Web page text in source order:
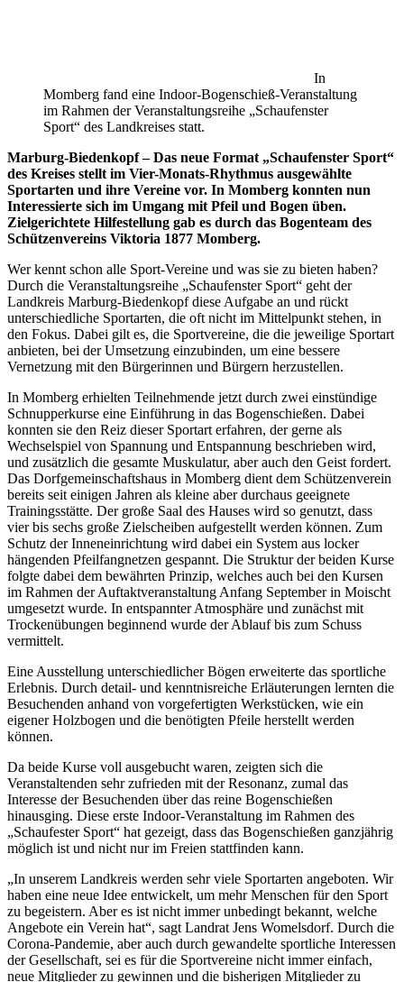
In
Momberg fand eine Indoor-Bogenschieß-Veranstaltung
im Rahmen der Veranstaltungsreihe „Schaufenster
Sport“ des Landkreises statt.
Marburg-Biedenkopf – Das neue Format „Schaufenster Sport“
des Kreises stellt im Vier-Monats-Rhythmus ausgewählte
Sportarten und ihre Vereine vor. In Momberg konnten nun
Interessierte sich im Umgang mit Pfeil und Bogen üben.
Zielgerichtete Hilfestellung gab es durch das Bogenteam des
Schützenvereins Viktoria 1877 Momberg.
Wer kennt schon alle Sport-Vereine und was sie zu bieten haben?
Durch die Veranstaltungsreihe „Schaufenster Sport“ geht der
Landkreis Marburg-Biedenkopf diese Aufgabe an und rückt
unterschiedliche Sportarten, die oft nicht im Mittelpunkt stehen, in
den Fokus. Dabei gilt es, die Sportvereine, die die jeweilige Sportart
anbieten, bei der Umsetzung einzubinden, um eine bessere
Vernetzung mit den Bürgerinnen und Bürgern herzustellen.
In Momberg erhielten Teilnehmende jetzt durch zwei einstündige
Schnupperkurse eine Einführung in das Bogenschießen. Dabei
konnten sie den Reiz dieser Sportart erfahren, der gerne als
Wechselspiel von Spannung und Entspannung beschrieben wird,
und zusätzlich die gesamte Muskulatur, aber auch den Geist fordert.
Das Dorfgemeinschaftshaus in Momberg dient dem Schützenverein
bereits seit einigen Jahren als kleine aber durchaus geeignete
Trainingsstätte. Der große Saal des Hauses wird so genutzt, dass
vier bis sechs große Zielscheiben aufgestellt werden können. Zum
Schutz der Inneneinrichtung wird dabei ein System aus locker
hängenden Pfeilfangnetzen gespannt. Die Struktur der beiden Kurse
folgte dabei dem bewährten Prinzip, welches auch bei den Kursen
im Rahmen der Auftaktveranstaltung Anfang September in Moischt
umgesetzt wurde. In entspannter Atmosphäre und zunächst mit
Trockenübungen beginnend wurde der Ablauf bis zum Schuss
vermittelt.
Eine Ausstellung unterschiedlicher Bögen erweiterte das sportliche
Erlebnis. Durch detail- und kenntnisreiche Erläuterungen lernten die
Besuchenden anhand von vorgefertigten Werkstücken, wie ein
eigener Holzbogen und die benötigten Pfeile herstellt werden
können.
Da beide Kurse voll ausgebucht waren, zeigten sich die
Veranstaltenden sehr zufrieden mit der Resonanz, zumal das
Interesse der Besuchenden über das reine Bogenschießen
hinausging. Diese erste Indoor-Veranstaltung im Rahmen des
„Schaufester Sport“ hat gezeigt, dass das Bogenschießen ganzjährig
möglich ist und nicht nur im Freien stattfinden kann.
„In unserem Landkreis werden sehr viele Sportarten angeboten. Wir
haben eine neue Idee entwickelt, um mehr Menschen für den Sport
zu begeistern. Aber es ist nicht immer unbedingt bekannt, welche
Angebote ein Verein hat“, sagt Landrat Jens Womelsdorf. Durch die
Corona-Pandemie, aber auch durch gewandelte sportliche Interessen
der Gesellschaft, sei es für die Sportvereine nicht immer einfach,
neue Mitglieder zu gewinnen und die bisherigen Mitglieder zu